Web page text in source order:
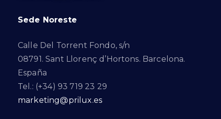
Sede Noreste
Calle Del Torrent Fondo, s/n
08791. Sant Llorenç d’Hortons. Barcelona.
España
Tel.: (+34) 93 719 23 29
marketing@prilux.es